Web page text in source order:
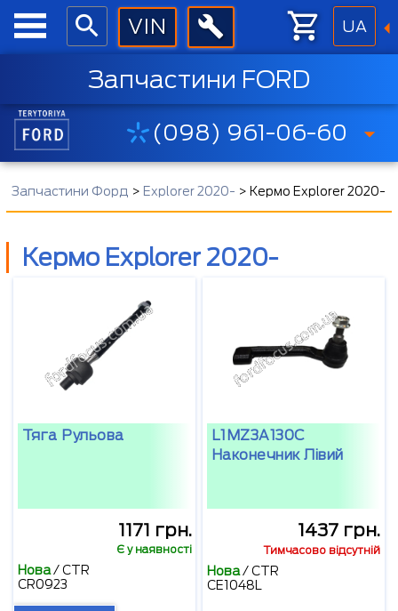
UA
Запчастини FORD
(098) 961-06-60
Запчастини Форд > Explorer 2020- > Кермо Explorer 2020-
Кермо Explorer 2020-
Тяга Рульова
1171 грн.
Є у наявності
Нова/CTR
CR0923
L1MZ3A130C
Наконечник Лівий
1437 грн.
Тимчасово відсутній
Нова/CTR
CE1048L